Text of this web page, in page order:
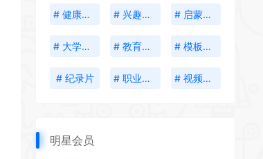
# 健康生活 # 兴趣培养 # 启蒙教育
# 大学资料 # 教育考试 # 模板插件
# 纪录片 # 职业发展 # 视频创作
明星会员